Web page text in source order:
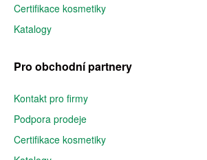
Certifikace kosmetiky
Katalogy
Pro obchodní partnery
Kontakt pro firmy
Podpora prodeje
Certifikace kosmetiky